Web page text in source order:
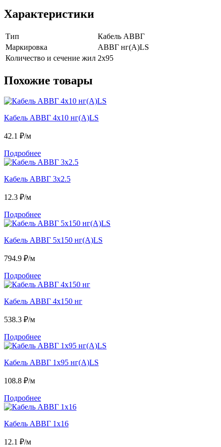
Характеристики
Тип
Кабель АВВГ
Маркировка
АВВГ нг(А)LS
Количество и сечение жил 2х95
Похожие товары
Кабель АВВГ 4х10 нг(А)LS
42.1 ₽/м
Подробнее
Кабель АВВГ 3х2.5
12.3 ₽/м
Подробнее
Кабель АВВГ 5х150 нг(А)LS
794.9 ₽/м
Подробнее
Кабель АВВГ 4х150 нг
538.3 ₽/м
Подробнее
Кабель АВВГ 1х95 нг(А)LS
108.8 ₽/м
Подробнее
Кабель АВВГ 1х16
12.1 ₽/м